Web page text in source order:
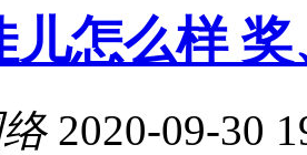
儿怎么样
2020-09-30